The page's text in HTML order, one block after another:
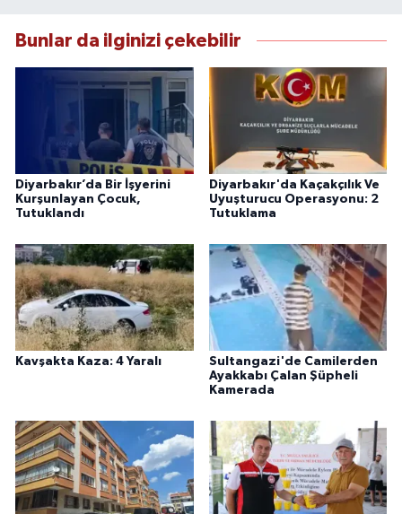
Bunlar da ilginizi çekebilir
Diyarbakır’da Bir İşyerini
Kurşunlayan Çocuk,
Tutuklandı
Diyarbakır'da Kaçakçılık Ve
Uyuşturucu Operasyonu: 2
Tutuklama
Kavşakta Kaza: 4 Yaralı
Sultangazi'de Camilerden
Ayakkabı Çalan Şüpheli
Kamerada